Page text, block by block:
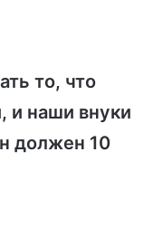
то, что
и наши внуки
должен 10